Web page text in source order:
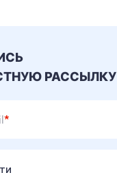
РАССЫЛКУ
*